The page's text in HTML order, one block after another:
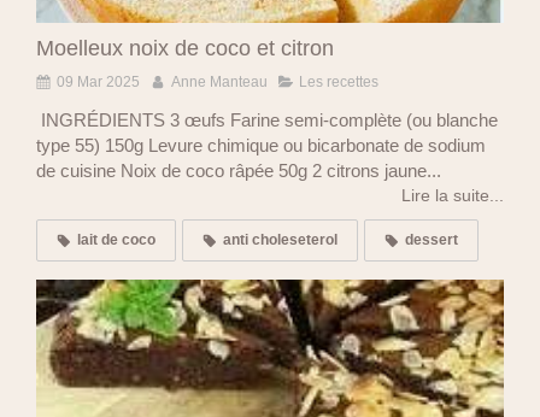
Moelleux noix de coco et citron
09 Mar 2025 Anne Manteau Les recettes
INGRÉDIENTS 3 œufs Farine semi-complète (ou blanche
type 55) 150g Levure chimique ou bicarbonate de sodium
de cuisine Noix de coco râpée 50g 2 citrons jaune...
Lire la suite...
lait de coco anti choleseterol dessert